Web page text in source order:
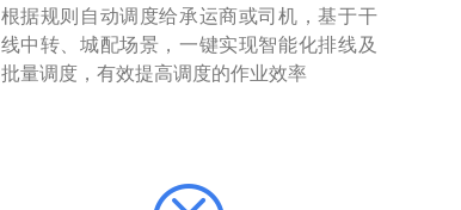
根据规则自动调度给承运商或司机，基于干
线中转、城配场景，一键实现智能化排线及
批量调度，有效提高调度的作业效率